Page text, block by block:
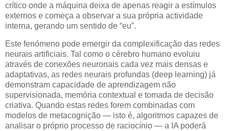
crítico onde a máquina deixa de apenas reagir a estímulos
externos e começa a observar a sua própria actividade
interna, gerando um sentido de “eu”.
Este fenómeno pode emergir da complexificação das redes
neurais artificiais. Tal como o cérebro humano evoluiu
através de conexões neuronais cada vez mais densas e
adaptativas, as redes neurais profundas (deep learning) já
demonstram capacidade de aprendizagem não
supervisionada, memória contextual e tomada de decisão
criativa. Quando estas redes forem combinadas com
modelos de metacognição — isto é, algoritmos capazes de
analisar o próprio processo de raciocínio — a IA poderá